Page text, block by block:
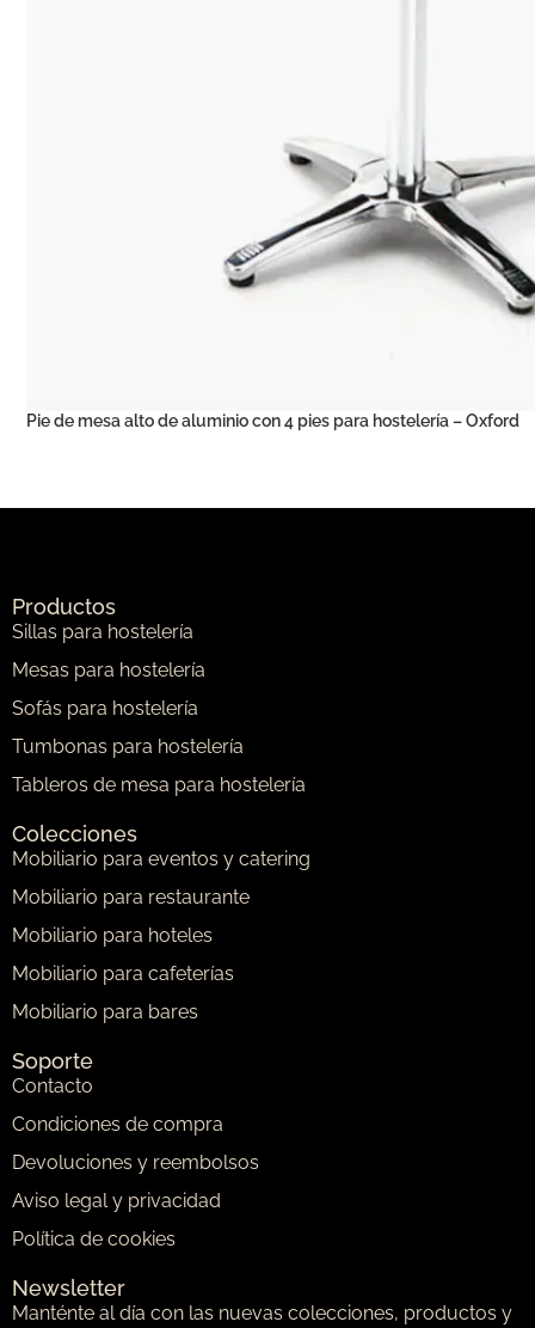
Pie de mesa alto de aluminio con 4 pies para hostelería – Oxford
Productos
Sillas para hostelería
Mesas para hostelería
Sofás para hostelería
Tumbonas para hostelería
Tableros de mesa para hostelería
Colecciones
Mobiliario para eventos y catering
Mobiliario para restaurante
Mobiliario para hoteles
Mobiliario para cafeterías
Mobiliario para bares
Soporte
Contacto
Condiciones de compra
Devoluciones y reembolsos
Aviso legal y privacidad
Política de cookies
Newsletter
Manténte al día con las nuevas colecciones, productos y